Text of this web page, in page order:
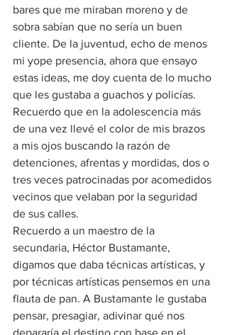
bares que me miraban moreno y de
sobra sabían que no sería un buen
cliente. De la juventud, echo de menos
mi yope presencia, ahora que ensayo
estas ideas, me doy cuenta de lo mucho
que les gustaba a guachos y policías.
Recuerdo que en la adolescencia más
de una vez llevé el color de mis brazos
a mis ojos buscando la razón de
detenciones, afrentas y mordidas, dos o
tres veces patrocinadas por acomedidos
vecinos que velaban por la seguridad
de sus calles.
Recuerdo a un maestro de la
secundaria, Héctor Bustamante,
digamos que daba técnicas artísticas, y
por técnicas artísticas pensemos en una
flauta de pan. A Bustamante le gustaba
pensar, presagiar, adivinar qué nos